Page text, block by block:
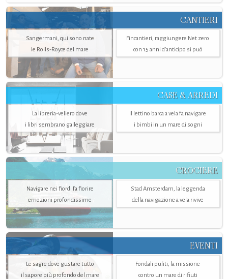
CANTIERI
Sangermani, qui sono nate
le Rolls-Royce del mare
Fincantieri, raggiungere Net zero
con 15 anni d'anticipo si può
CASE & ARREDI
La libreria-veliero dove
i libri sembrano galleggiare
Il lettino barca a vela fa navigare
i bimbi in un mare di sogni
CROCIERE
Navigare nei fiordi fa fiorire
emozioni profondissime
Stad Amsterdam, la leggenda
della navigazione a vela rivive
EVENTI
Le sagre dove gustare tutto
il sapore più profondo del mare
Fondali puliti, la missione
contro un mare di rifiuti